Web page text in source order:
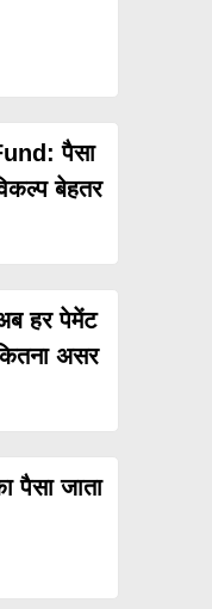
पैसा
बेहतर
हर पेमेंट
असर
पैसा जाता